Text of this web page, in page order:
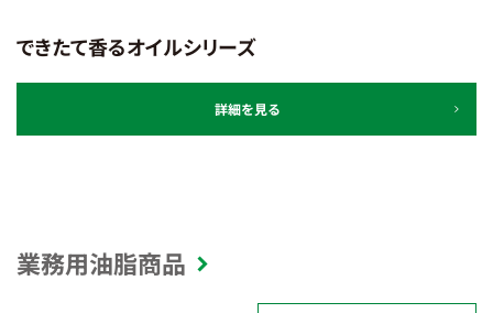
できたて香るオイルシリーズ
詳細を見る
業務用油脂商品